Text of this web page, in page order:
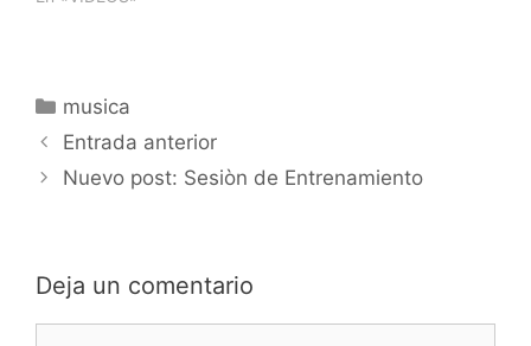
Categorías
musica
Navegación
de
Entrada anterior
Nuevo post: Sesiòn de Entrenamiento
Deja un comentario